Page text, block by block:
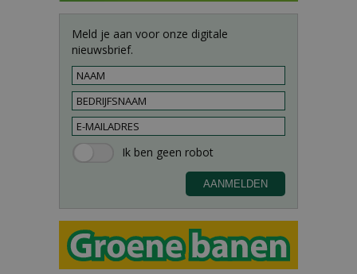
Meld je aan voor onze digitale
nieuwsbrief.